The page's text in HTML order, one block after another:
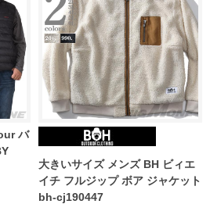
バ
大きいサイズ メンズ BH ビィエ
イチ フルジップ ボア ジャケット
bh-cj190447